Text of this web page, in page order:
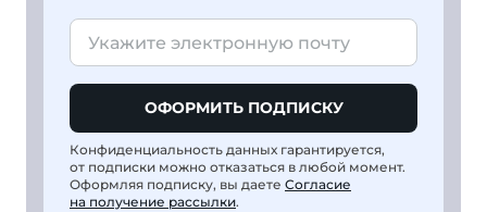
ОФОРМИТЬ ПОДПИСКУ
Конфиденциальность данных гарантируется,
от подписки можно отказаться в любой момент.
Оформляя подписку, вы даете Согласие
на получение рассылки.